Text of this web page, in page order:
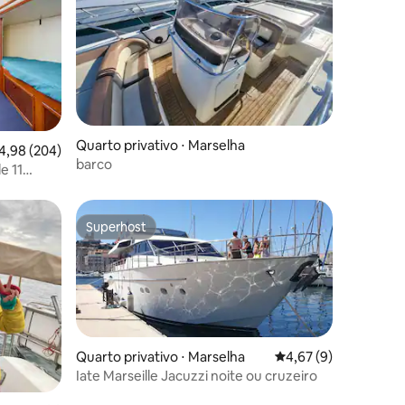
de uma avaliação média de 5, 204 avaliações
(204)
11
Quarto privativo ⋅ Marselha
barco
Superhost
Superhost
Quarto privativo ⋅ Marselha 4,67 de uma
4,67 (9)
Iate Marseille Jacuzzi noite ou cruzeiro